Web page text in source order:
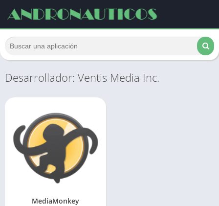
Desarrollador: Ventis Media Inc.
MediaMonkey